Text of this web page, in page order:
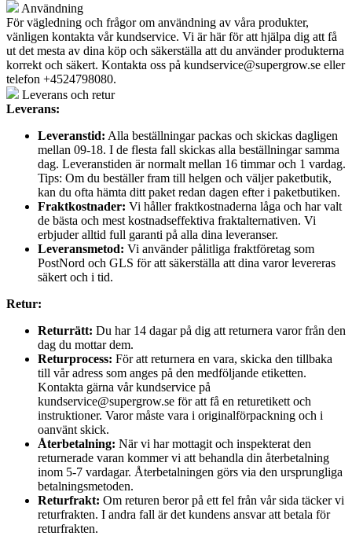
Användning
För vägledning och frågor om användning av våra produkter,
vänligen kontakta vår kundservice. Vi är här för att hjälpa dig att få
ut det mesta av dina köp och säkerställa att du använder produkterna
korrekt och säkert. Kontakta oss på kundservice@supergrow.se eller
telefon +4524798080.
Leverans och retur
Leverans:
Leveranstid: Alla beställningar packas och skickas dagligen
mellan 09-18. I de flesta fall skickas alla beställningar samma
dag. Leveranstiden är normalt mellan 16 timmar och 1 vardag.
Tips: Om du beställer fram till helgen och väljer paketbutik,
kan du ofta hämta ditt paket redan dagen efter i paketbutiken.
Fraktkostnader: Vi håller fraktkostnaderna låga och har valt
de bästa och mest kostnadseffektiva fraktalternativen. Vi
erbjuder alltid full garanti på alla dina leveranser.
Leveransmetod: Vi använder pålitliga fraktföretag som
PostNord och GLS för att säkerställa att dina varor levereras
säkert och i tid.
Retur:
Returrätt: Du har 14 dagar på dig att returnera varor från den
dag du mottar dem.
Returprocess: För att returnera en vara, skicka den tillbaka
till vår adress som anges på den medföljande etiketten.
Kontakta gärna vår kundservice på
kundservice@supergrow.se för att få en returetikett och
instruktioner. Varor måste vara i originalförpackning och i
oanvänt skick.
Återbetalning: När vi har mottagit och inspekterat den
returnerade varan kommer vi att behandla din återbetalning
inom 5-7 vardagar. Återbetalningen görs via den ursprungliga
betalningsmetoden.
Returfrakt: Om returen beror på ett fel från vår sida täcker vi
returfrakten. I andra fall är det kundens ansvar att betala för
returfrakten.